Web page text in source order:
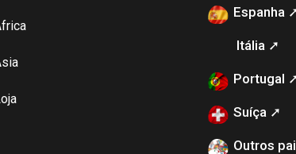
Espanha
Itália ➚
Portugal
Suíça ➚
Outros